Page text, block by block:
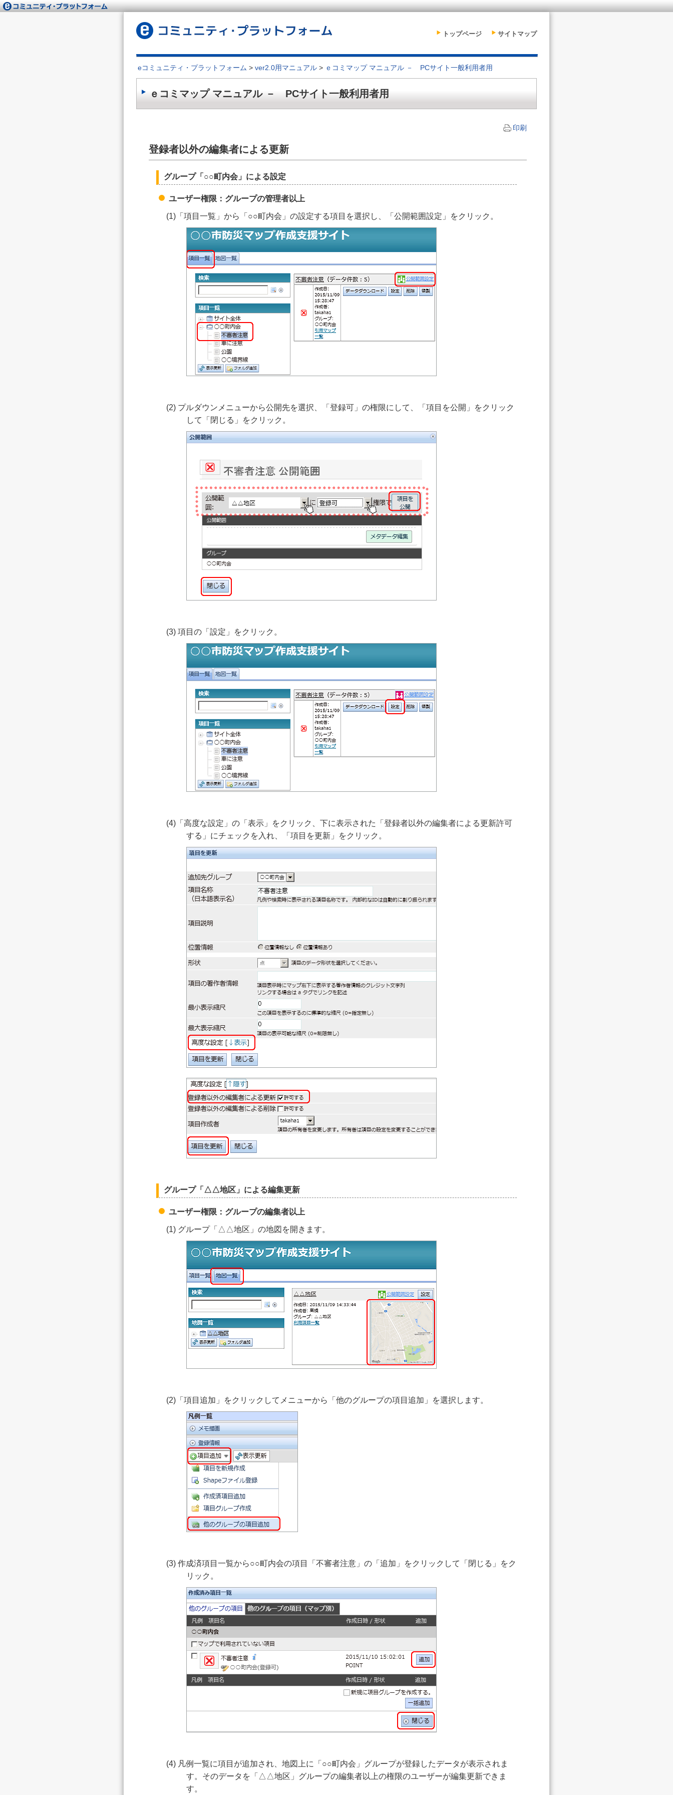
トップページ サイトマップ
eコミュニティ・プラットフォーム > ver2.0用マニュアル > ｅコミマップ マニュアル － PCサイト一般利用者用
ｅコミマップ マニュアル － PCサイト一般利用者用
印刷
登録者以外の編集者による更新
グループ「○○町内会」による設定
ユーザー権限：グループの管理者以上
(1)「項目一覧」から「○○町内会」の設定する項目を選択し、「公開範囲設定」をクリック。
(2) プルダウンメニューから公開先を選択、「登録可」の権限にして、「項目を公開」をクリック
して「閉じる」をクリック。
(3) 項目の「設定」をクリック。
(4)「高度な設定」の「表示」をクリック、下に表示された「登録者以外の編集者による更新許可
する」にチェックを入れ、「項目を更新」をクリック。
グループ「△△地区」による編集更新
ユーザー権限：グループの編集者以上
(1) グループ「△△地区」の地図を開きます。
(2)「項目追加」をクリックしてメニューから「他のグループの項目追加」を選択します。
(3) 作成済項目一覧から○○町内会の項目「不審者注意」の「追加」をクリックして「閉じる」をク
リック。
(4) 凡例一覧に項目が追加され、地図上に「○○町内会」グループが登録したデータが表示されま
す。そのデータを「△△地区」グループの編集者以上の権限のユーザーが編集更新できま
す。